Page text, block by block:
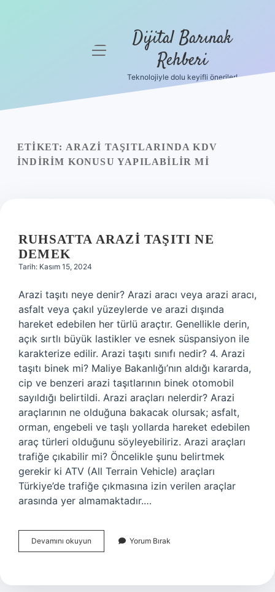
Yasal Uyarı
menüyü
Dijital Barınak
Rehberi
Teknolojiyle dolu keyifli öneriler!
ETIKET: ARAZI TAŞITLARINDA KDV
INDIRIM KONUSU YAPILABILIR MI
RUHSATTA ARAZI TAŞITI NE
DEMEK
Tarih: Kasım 15, 2024
Arazi taşıtı neye denir? Arazi aracı veya arazi aracı,
asfalt veya çakıl yüzeylerde ve arazi dışında
hareket edebilen her türlü araçtır. Genellikle derin,
açık sırtlı büyük lastikler ve esnek süspansiyon ile
karakterize edilir. Arazi taşıtı sınıfı nedir? 4. Arazi
taşıtı binek mi? Maliye Bakanlığı’nın aldığı kararda,
cip ve benzeri arazi taşıtlarının binek otomobil
sayıldığı belirtildi. Arazi araçları nelerdir? Arazi
araçlarının ne olduğuna bakacak olursak; asfalt,
orman, engebeli ve taşlı yollarda hareket edebilen
araç türleri olduğunu söyleyebiliriz. Arazi araçları
trafiğe çıkabilir mi? Öncelikle şunu belirtmek
gerekir ki ATV (All Terrain Vehicle) araçları
Türkiye’de trafiğe çıkmasına izin verilen araçlar
arasında yer almamaktadır.…
Devamını okuyun Ruhsatta
Arazi
Demek
Yorum Bırak